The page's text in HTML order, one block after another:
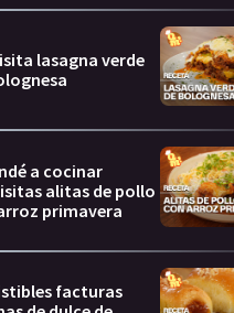
lasagna verde
a cocinar
alitas de pollo
primavera
facturas